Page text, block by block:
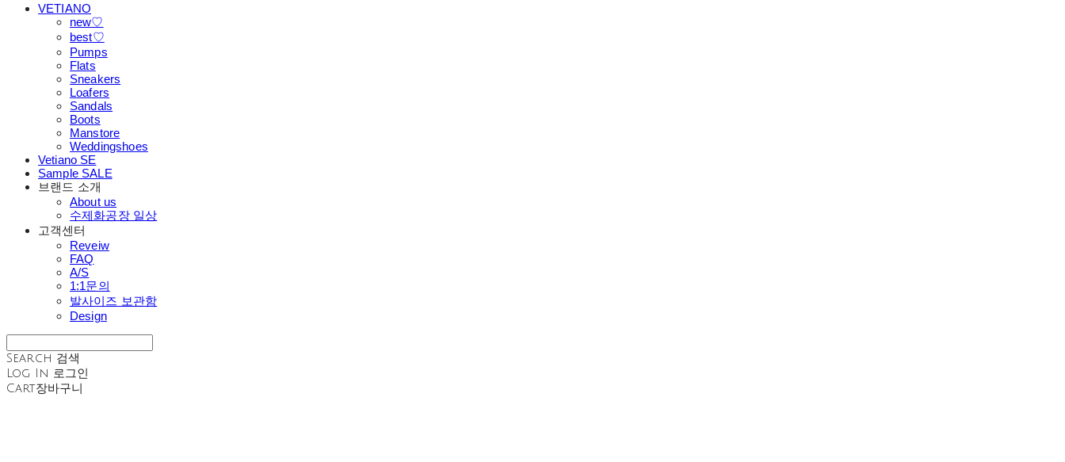
VETIANO
new♡
best♡
Pumps
Flats
Sneakers
Loafers
Sandals
Boots
Manstore
Weddingshoes
Vetiano SE
Sample SALE
브랜드 소개
About us
수제화공장 일상
고객센터
Reveiw
FAQ
A/S
1:1문의
발사이즈 보관함
Design
Search 검색
Log In 로그인
Cart장바구니